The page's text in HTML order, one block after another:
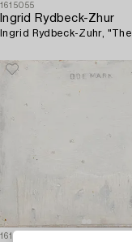
1615055
Ingrid Rydbeck-Zhur
Ingrid Rydbeck-Zuhr, "The
1615038